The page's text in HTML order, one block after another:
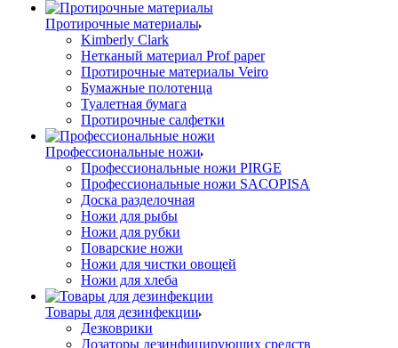
Протирочные материалы
Kimberly Clark
Нетканый материал Prof paper
Протирочные материалы Veiro
Бумажные полотенца
Туалетная бумага
Протирочные салфетки
Профессиональные ножи
Профессиональные ножи PIRGE
Профессиональные ножи SACOPISA
Доска разделочная
Ножи для рыбы
Ножи для рубки
Поварские ножи
Ножи для чистки овощей
Ножи для хлеба
Товары для дезинфекции
Дезковрики
Дозаторы дезинфицирующих средств